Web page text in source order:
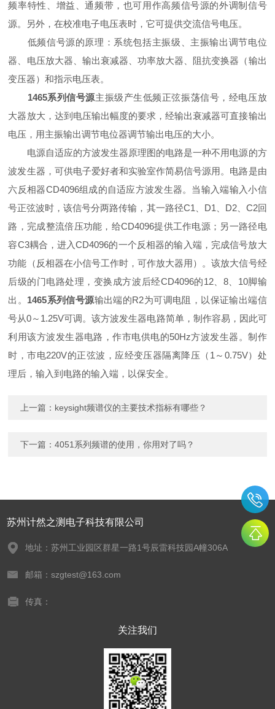
频率特性、增益、通频带，也可用作高频信号源的外调制信号
源。另外，在校准电子电压表时，它可提供交流信号电压。
低频信号源的原理：系统包括主振级、主振输出调节电位
器、电压放大器、输出衰减器、功率放大器、阻抗变换器（输出
变压器）和指示电压表。
1465系列信号源主振级产生低频正弦振荡信号，经电压放
大器放大，达到电压输出幅度的要求，经输出衰减器可直接输出
电压，用主振输出调节电位器调节输出电压的大小。
电源自适应的方波发生器原理图的电路是一种不用电源的方
波发生器，可供电子爱好者和实验室作简易信号源用。电路是由
六反相器CD4096组成的自适应方波发生器。当输入端输入小信
号正弦波时，该信号分两路传输，其一路径C1、D1、D2、C2回
路，完成整流倍压功能，给CD4096提供工作电源；另一路径电
容C3耦合，进入CD4096的一个反相器的输入端，完成信号放大
功能（反相器在小信号工作时，可作放大器用）。该放大信号经
后级的门电路处理，变换成方波后经CD4096的12、8、10脚输
出。 1465系列信号源输出端的R2为可调电阻，以保证输出端信
号从0～1.25V可调。该方波发生器电路简单，制作容易，因此可
利用该方波发生器电路，作市电供电的50Hz方波发生器。制作
时，市电220V的正弦波，应经变压器隔离降压（1～0.75V）处
理后，输入到电路的输入端，以保安全。
上一篇： keysight频谱仪的主要技术指标有哪些？
下一篇：4051系列频谱的使用，你用对了吗？
苏州计然之测电子科技有限公司
地址：苏州工业园区群星一路1号辰雷科技园A幢306A
邮箱：szgtest@163.com
传真：
关注我们